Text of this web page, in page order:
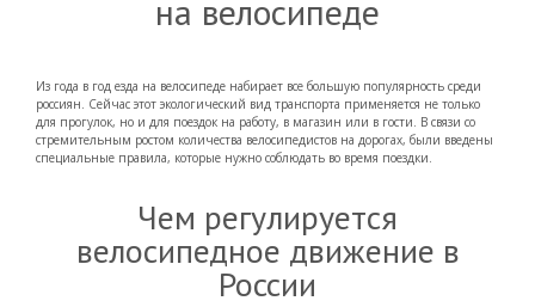
на велосипеде
Из года в год езда на велосипеде набирает все большую популярность среди
россиян. Сейчас этот экологический вид транспорта применяется не только
для прогулок, но и для поездок на работу, в магазин или в гости. В связи со
стремительным ростом количества велосипедистов на дорогах, были введены
специальные правила, которые нужно соблюдать во время поездки.
Чем регулируется
велосипедное движение в
России